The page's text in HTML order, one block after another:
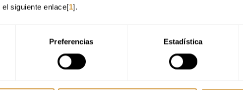
siguiente enlace[1].
Preferencias Estadística